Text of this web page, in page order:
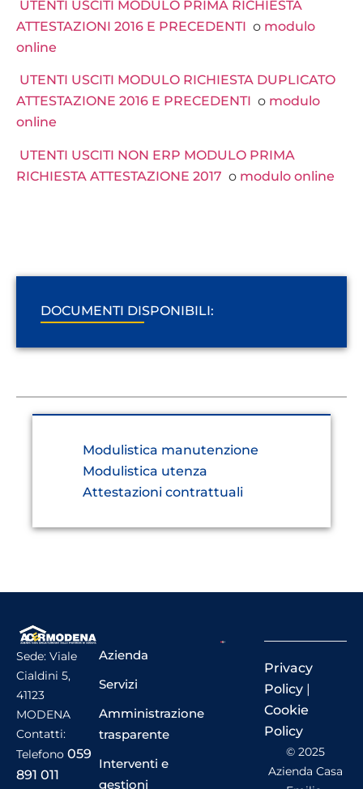
UTENTI USCITI MODULO PRIMA RICHIESTA
ATTESTAZIONI 2016 E PRECEDENTI o modulo
online
UTENTI USCITI MODULO RICHIESTA DUPLICATO
ATTESTAZIONE 2016 E PRECEDENTI o modulo
online
UTENTI USCITI NON ERP MODULO PRIMA
RICHIESTA ATTESTAZIONE 2017 o modulo online
DOCUMENTI DISPONIBILI:
Modulistica manutenzione
Modulistica utenza
Attestazioni contrattuali
Sede: Viale
Cialdini 5,
41123
MODENA
Contatti:
Telefono 059
891 011
Azienda
Servizi
Amministrazione
trasparente
Interventi e
gestioni
Privacy
Policy |
Cookie
Policy
© 2025
Azienda Casa